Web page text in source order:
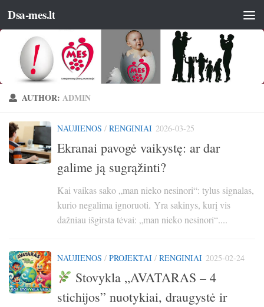
Dsa-mes.lt
AUTHOR: ADMIN
NAUJIENOS / RENGINIAI 2026-03-25
Ekranai pavogė vaikystę: ar dar
galime ją sugrąžinti?
Kai vaikas sako „man nieko nesinori“: tylus signalas,
kurio negalima ignoruoti. Yra sakinys, kurį vis
dažniau išgirsta tėvai: „man nieko nesinori“....
NAUJIENOS / PROJEKTAI / RENGINIAI 2025-02-24
Stovykla „AVATARAS – 4
stichijos” nuotykiai, draugystė ir